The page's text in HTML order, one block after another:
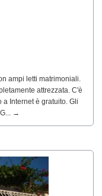
ampi letti matrimoniali.
attrezzata. C'è
Internet è gratuito. Gli
→